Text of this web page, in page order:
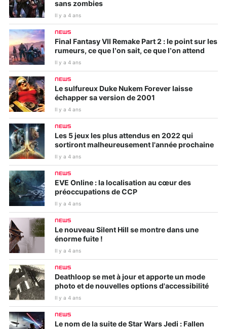
sans zombies
Il y a 4 ans
NEWS
Final Fantasy VII Remake Part 2 : le point sur les
rumeurs, ce que l’on sait, ce que l’on attend
Il y a 4 ans
NEWS
Le sulfureux Duke Nukem Forever laisse
échapper sa version de 2001
Il y a 4 ans
NEWS
Les 5 jeux les plus attendus en 2022 qui
sortiront malheureusement l'année prochaine
Il y a 4 ans
NEWS
EVE Online : la localisation au cœur des
préoccupations de CCP
Il y a 4 ans
NEWS
Le nouveau Silent Hill se montre dans une
énorme fuite !
Il y a 4 ans
NEWS
Deathloop se met à jour et apporte un mode
photo et de nouvelles options d'accessibilité
Il y a 4 ans
NEWS
Le nom de la suite de Star Wars Jedi : Fallen